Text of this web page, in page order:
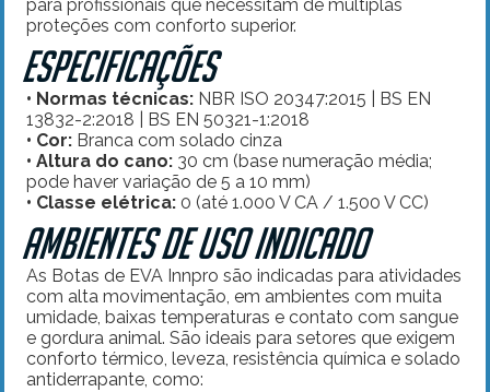
para profissionais que necessitam de múltiplas
proteções com conforto superior.
Especificações
• Normas técnicas: NBR ISO 20347:2015 | BS EN
13832-2:2018 | BS EN 50321-1:2018
• Cor: Branca com solado cinza
• Altura do cano: 30 cm (base numeração média;
pode haver variação de 5 a 10 mm)
• Classe elétrica: 0 (até 1.000 V CA / 1.500 V CC)
Ambientes de uso indicado
As Botas de EVA Innpro são indicadas para atividades
com alta movimentação, em ambientes com muita
umidade, baixas temperaturas e contato com sangue
e gordura animal. São ideais para setores que exigem
conforto térmico, leveza, resistência química e solado
antiderrapante, como: